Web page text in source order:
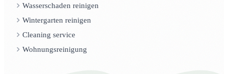
Wasserschaden reinigen
Wintergarten reinigen
Cleaning service
Wohnungsreinigung